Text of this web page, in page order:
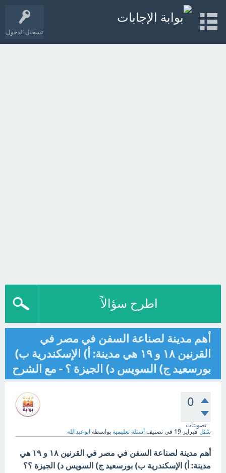
تسجيل الدخول
اطرح سؤالاً
أهم مدينة لصناعة السفن في مصر في
القرنين ۱۸ و ۱۹ هي مدينة: أ) الإسكندرية ب)
بورسعيد ج) السويس د) الجيزة ؟ - مع الشرح
0
تصويتات
سُئل فبراير 19 في تصنيف أسئلة تعليمية بواسطة ابوعبدالله
أهم مدينة لصناعة السفن في مصر في القرنين ۱۸ و ۱۹ هي
مدينة: أ) الإسكندرية ب) بورسعيد ج) السويس د) الجيزة ؟؟